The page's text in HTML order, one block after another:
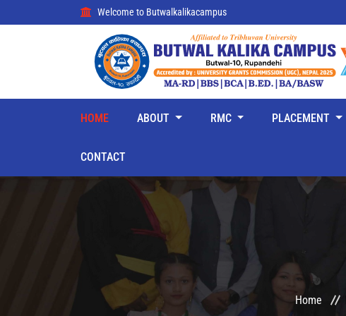
Welcome to Butwalkalikacampus
HOME ABOUT RMC PLACEMENT
CONTACT
Home